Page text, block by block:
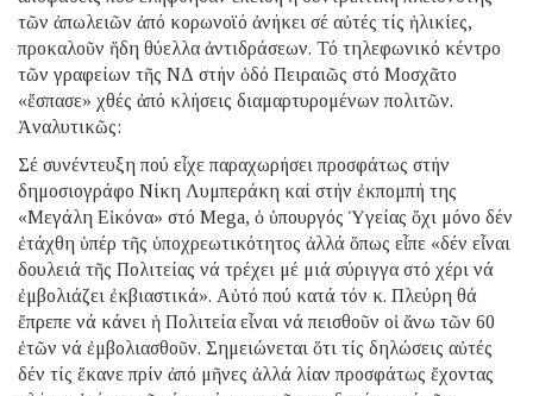
τῶν ἀπωλειῶν ἀπό κορωνοϊό ἀνήκει σέ αὐτές τίς ἡλικίες,
προκαλοῦν ἤδη θύελλα ἀντιδράσεων. Τό τηλεφωνικό κέντρο
τῶν γραφείων τῆς ΝΔ στήν ὁδό Πειραιῶς στό Μοσχᾶτο
«ἔσπασε» χθές ἀπό κλήσεις διαμαρτυρομένων πολιτῶν.
Ἀναλυτικῶς:
Σέ συνέντευξη πού εἶχε παραχωρήσει προσφάτως στήν
δημοσιογράφο Νίκη Λυμπεράκη καί στήν ἐκπομπή της
«Μεγάλη Εἰκόνα» στό Mega, ὁ ὑπουργός Ὑγείας ὄχι μόνο δέν
ἐτάχθη ὑπέρ τῆς ὑποχρεωτικότητος ἀλλά ὅπως εἶπε «δέν εἶναι
δουλειά τῆς Πολιτείας νά τρέχει μέ μιά σύριγγα στό χέρι νά
ἐμβολιάζει ἐκβιαστικά». Αὐτό πού κατά τόν κ. Πλεύρη θά
ἔπρεπε νά κάνει ἡ Πολιτεία εἶναι νά πεισθοῦν οἱ ἄνω τῶν 60
ἐτῶν νά ἐμβολιασθοῦν. Σημειώνεται ὅτι τίς δηλώσεις αὐτές
δέν τίς ἔκανε πρίν ἀπό μῆνες ἀλλά λίαν προσφάτως ἔχοντας